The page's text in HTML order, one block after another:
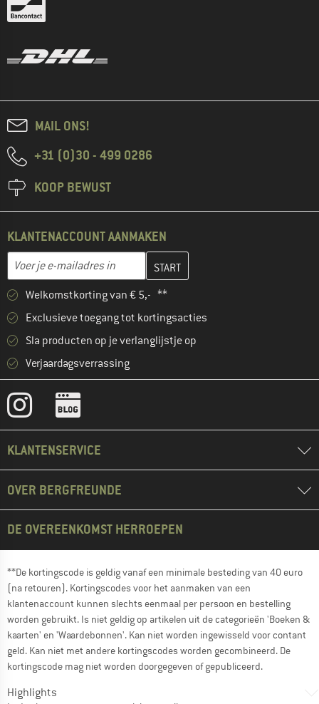
MAIL ONS!
+31 (0)30 - 499 0286
KOOP BEWUST
KLANTENACCOUNT AANMAKEN
E-mailadres
Vul je e-mailadres hier in en maak in de volgende stap je
Welkomstkorting van € 5,- **
Exclusieve toegang tot kortingsacties
Sla producten op je verlanglijstje op
Verjaardagsverrassing
KLANTENSERVICE
OVER BERGFREUNDE
DE OVEREENKOMST HERROEPEN
**De kortingscode is geldig vanaf een minimale besteding van 40 euro
(na retouren). Kortingscodes voor het aanmaken van een
klantenaccount kunnen slechts eenmaal per persoon en bestelling
worden gebruikt. Is niet geldig op artikelen uit de categorieën 'Boeken &
kaarten' en 'Waardebonnen'. Kan niet worden ingewisseld voor contant
geld. Kan niet met andere kortingscodes worden gecombineerd. De
kortingscode mag niet worden doorgegeven of gepubliceerd.
Highlights